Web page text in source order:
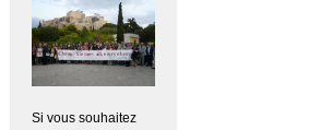
Si vous souhaitez